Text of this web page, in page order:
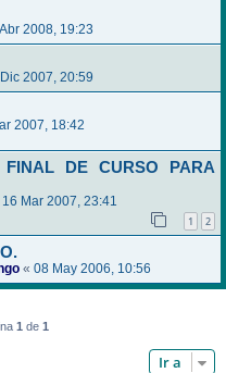
2008, 19:23
2007, 20:59
2007, 18:42
FINAL DE CURSO PARA
16 Mar 2007, 23:41
1 2
« 08 May 2006, 10:56
1 de 1
Ir a